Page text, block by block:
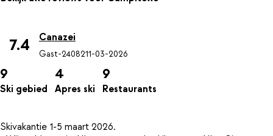
7.4 Canazei
Gast-2408211-03-2026
9
Ski gebied
4
Apres ski
9
Restaurants
Skivakantie 1-5 maart 2026.